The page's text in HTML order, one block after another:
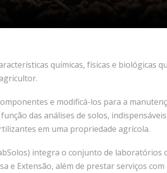
químicas, físicas e biológicas
e modificá-los para a
das análises de solos,
em uma propriedade agrícola.
integra o conjunto de laboratórios
e Extensão, além de prestar serviços com